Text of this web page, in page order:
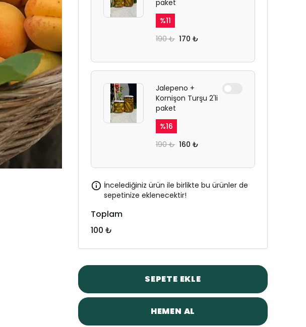
paket
%11
190 ₺ 170 ₺
Jalepeno +
Kornişon Turşu 2'li
paket
%16
190 ₺ 160 ₺
İncelediğiniz ürün ile birlikte bu ürünler de
sepetinize eklenecektir!
Toplam
100 ₺
SEPETE EKLE
HEMEN AL